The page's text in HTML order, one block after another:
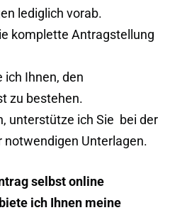
lediglich vorab.
komplette Antragstellung
ich Ihnen, den
zu bestehen.
unterstütze ich Sie bei der
notwendigen Unterlagen.
selbst online
ich Ihnen meine